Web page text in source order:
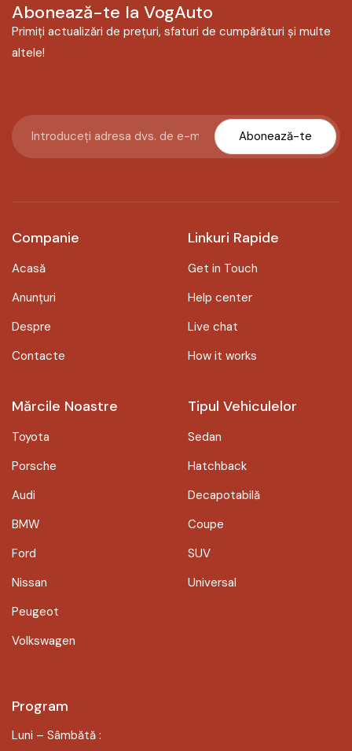
Abonează-te la VogAuto
Primiți actualizări de prețuri, sfaturi de cumpărături și multe
altele!
Abonează-te
Companie
Acasă
Anunțuri
Despre
Contacte
Linkuri Rapide
Get in Touch
Help center
Live chat
How it works
Mărcile Noastre
Toyota
Porsche
Audi
BMW
Ford
Nissan
Peugeot
Volkswagen
Tipul Vehiculelor
Sedan
Hatchback
Decapotabilă
Coupe
SUV
Universal
Program
Luni – Sâmbătă :